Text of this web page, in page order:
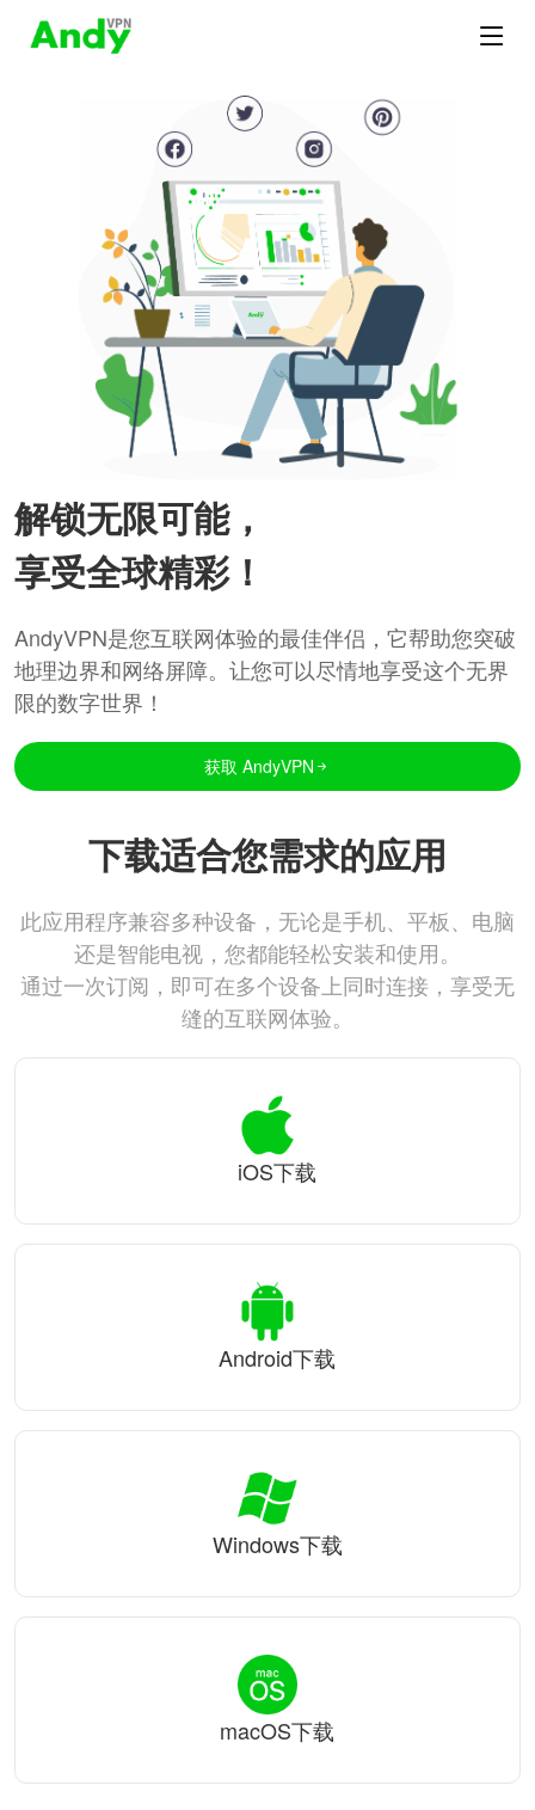
解锁无限可能，
享受全球精彩！
AndyVPN是您互联网体验的最佳伴侣，它帮助您突破
地理边界和网络屏障。让您可以尽情地享受这个无界
限的数字世界！
获取 AndyVPN
下载适合您需求的应用
此应用程序兼容多种设备，无论是手机、平板、电脑
还是智能电视，您都能轻松安装和使用。
通过一次订阅，即可在多个设备上同时连接，享受无
缝的互联网体验。
iOS下载
Android下载
Windows下载
macOS下载